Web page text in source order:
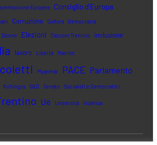
Europea Consiglio d'Europa
Corruzione Cultura Democrazia
Donne Elezioni Elezioni Trentino inclusione
lavoro Libertà Macron
Myanmar PACE Parlamento
Rohingya S&D Senato Socialisti e Democratici
Ue Università Violenza